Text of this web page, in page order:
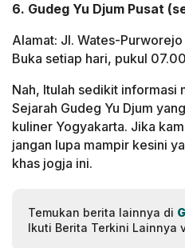
6. Gudeg Yu Djum Pusat
Alamat: Jl. Wates-
Buka setiap hari, pukul
Nah, Itulah sedikit informasi
Sejarah Gudeg Yu Djum
kuliner Yogyakarta. Jika
jangan lupa mampir kesini
khas jogja ini.
Temukan berita lainnya di
Ikuti Berita Terkini Lainnya